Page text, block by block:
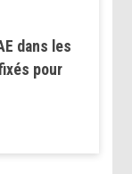
dans les
pour